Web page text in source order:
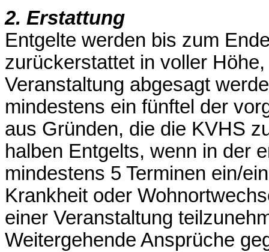
2. Erstattung
Entgelte werden bis zum
zurückerstattet in voller
Veranstaltung abgesagt
mindestens ein fünftel der
aus Gründen, die die KVHS
halben Entgelts, wenn in der
mindestens 5 Terminen ein/
Krankheit oder
einer Veranstaltung
Weitergehende Ansprüche